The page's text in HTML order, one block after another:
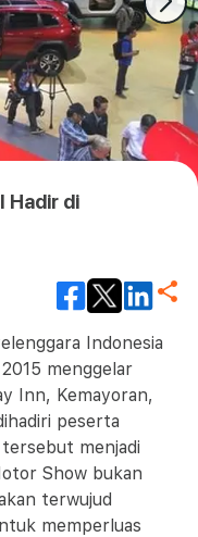
Hadir di
Indonesia
menggelar
Inn, Kemayoran,
peserta
menjadi
Show bukan
terwujud
memperluas